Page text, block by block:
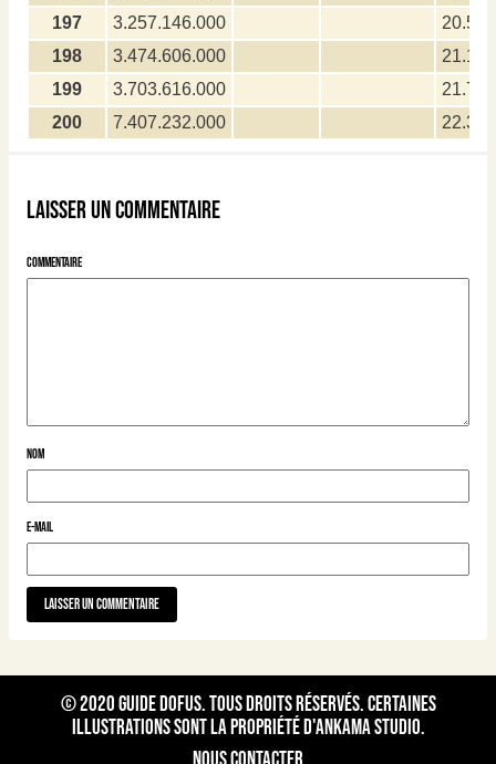
197
3.257.146.000
198
3.474.606.000
199
3.703.616.000
200
7.407.232.000
Laisser un commentaire
Commentaire
Nom
E-mail
© 2020Guide Dofus. Tous droits réservés. Certaines
illustrations sont la propriété d'Ankama Studio.